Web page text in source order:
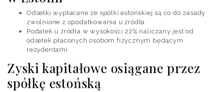
Odsetki wypłacane ze spółki estońskiej są co do zasady
zwolnione z opodatkowania u źródła.
Podatek u źródła w wysokości 22% naliczany jest od
odsetek płaconych osobom fizycznym będącym
rezydentami.
Zyski kapitałowe osiągane przez
spółkę estońską